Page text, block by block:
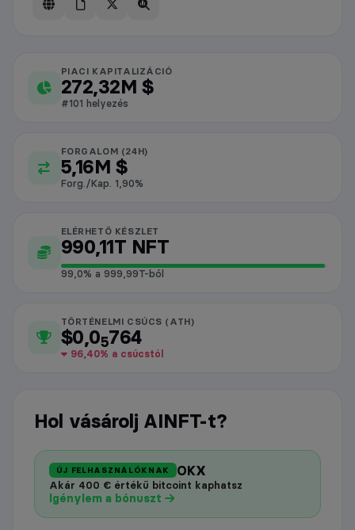
AINFT piaci adatok
PIACI KAPITALIZÁCIÓ
272,32M $
#101 helyezés
FORGALOM (24H)
5,16M $
Forg./Kap. 1,90%
ELÉRHETŐ KÉSZLET
990,11T NFT
99,0% a 999,99T-ból
TÖRTÉNELMI CSÚCS (ATH)
$0,05764
96,40% a csúcstól
Hol vásárolj AINFT-t?
ÚJ FELHASZNÁLÓKNAK OKX
Akár 400 € értékű bitcoint kaphatsz
Igénylem a bónuszt